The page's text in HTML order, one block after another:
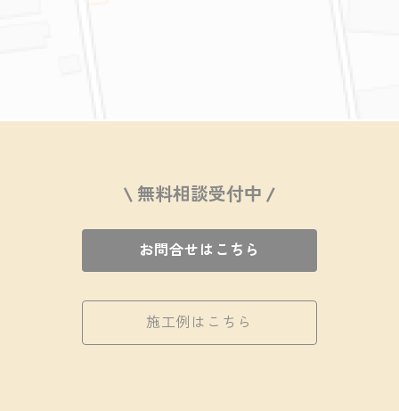
\ 無料相談受付中 /
お問合せはこちら
施工例はこちら